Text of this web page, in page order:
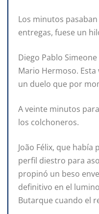
Los minutos
entregas, fuese un
Diego Pablo
Mario Hermoso.
un duelo que por
A veinte minutos
los colchoneros.
João Félix, que
perfil diestro para
propinó un beso
definitivo en el
Butarque cuando el